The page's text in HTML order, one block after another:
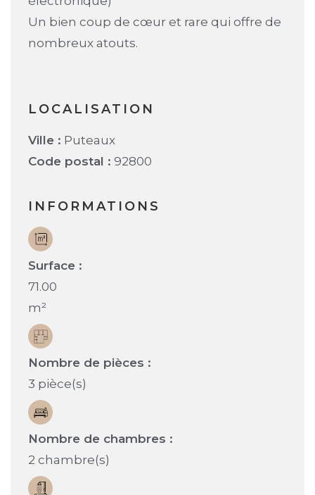
Un bien coup de cœur et rare qui offre de
nombreux atouts.
LOCALISATION
Ville : Puteaux
Code postal : 92800
INFORMATIONS
Surface :
71.00
m²
Nombre de pièces :
3 pièce(s)
Nombre de chambres :
2 chambre(s)